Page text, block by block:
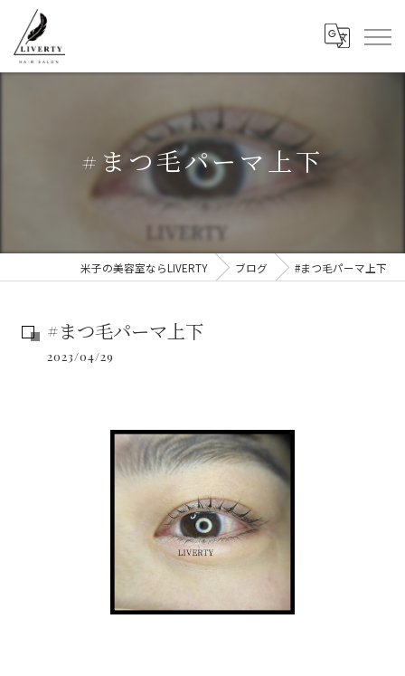
#まつ毛パーマ上下
米子の美容室ならLIVERTY ブログ #まつ毛パーマ上下
#まつ毛パーマ上下
2023/04/29